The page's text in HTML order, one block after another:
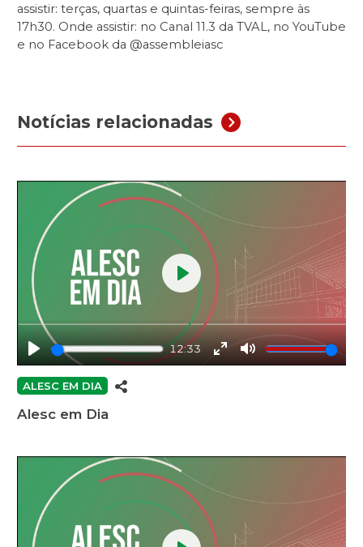
assistir: terças, quartas e quintas-feiras, sempre às
17h30. Onde assistir: no Canal 11.3 da TVAL, no YouTube
e no Facebook da @assembleiasc
Notícias relacionadas
Play
12:33
EnterMute
Play
ALESC EM DIA
Alesc em Dia